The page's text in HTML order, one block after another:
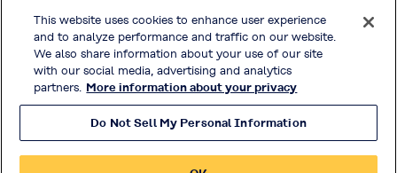
Términos y Condiciones Estándar de Venta
Redes Sociales Oficiales
© KURARAY CO., LTD. All RIGHTS RESERVED.
This website uses cookies to enhance user experience
and to analyze performance and traffic on our website.
We also share information about your use of our site
with our social media, advertising and analytics
partners. More information about your privacy
Do Not Sell My Personal Information